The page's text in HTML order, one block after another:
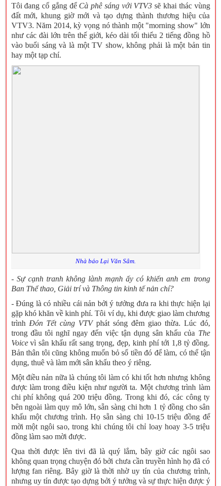
Tôi đang cố gắng để Cà phê sáng với VTV3 sẽ khai thác vùng
đất mới, khung giờ mới và tạo dựng thành thương hiệu của
VTV3. Năm 2014, kỳ vọng nó thành một "morning show" lớn
như các đài lớn trên thế giới, kéo dài tối thiểu 2 tiếng đồng hồ
vào buổi sáng và là một TV show, không phải là một bản tin
hay một tạp chí.
Nhà báo Lại Văn Sâm.
- Sự cạnh tranh không lành mạnh ấy có khiến anh em trong
Ban Thể thao, Giải trí và Thông tin kinh tế nản chí?
- Đúng là có nhiều cái nản bởi ý tưởng đưa ra khi thực hiện lại
gặp khó khăn về kinh phí. Tôi ví dụ, khi được giao làm chương
trình Đón Tết cùng VTVphát sóng đêm giao thừa. Lúc đó,
trong đầu tôi nghĩ ngay đến việc tận dụng sân khấu của The
Voicevì sân khấu rất sang trọng, đẹp, kinh phí tới 1,8 tỷ đồng.
Bản thân tôi cũng không muốn bỏ số tiền đó để làm, có thể tận
dụng, thuê và làm mới sân khấu theo ý riêng.
Một điều nản nữa là chúng tôi làm có khi tốt hơn nhưng không
được làm trong điều kiện như người ta. Một chương trình làm
chi phí không quá 200 triệu đồng. Trong khi đó, các công ty
bên ngoài làm quy mô lớn, sẵn sàng chi hơn 1 tỷ đồng cho sân
khấu một chương trình. Họ sẵn sàng chi 10-15 triệu đồng để
mời một ngôi sao, trong khi chúng tôi chỉ loay hoay 3-5 triệu
đồng làm sao mời được.
Qua thời được lên tivi đã là quý lắm, bây giờ các ngôi sao
không quan trọng chuyện đó bởi chưa cần truyền hình họ đã có
lượng fan riêng. Bây giờ là thời nhờ uy tín của chương trình,
nhưng uy tín được tạo dựng bởi ý tưởng và sự thực hiện được ý